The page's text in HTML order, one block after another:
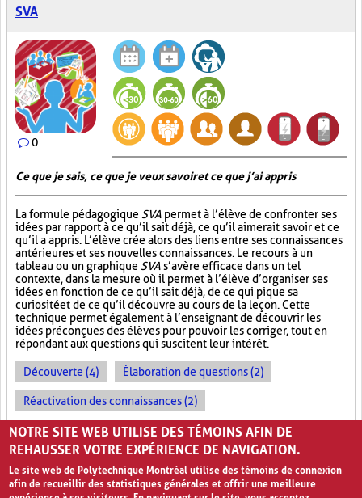
SVA
0
Ce que je sais, ce que je veux savoir et ce que j’ai appris
La formule pédagogique SVA permet à l’élève de confronter ses
idées par rapport à ce qu’il sait déjà, ce qu’il aimerait savoir et ce
qu’il a appris. L’élève crée alors des liens entre ses connaissances
antérieures et ses nouvelles connaissances. Le recours à un
tableau ou un graphique SVA s’avère efficace dans un tel
contexte, dans la mesure où il permet à l’élève d’organiser ses
idées en fonction de ce qu’il sait déjà, de ce qui pique sa
curiosité et de ce qu’il découvre au cours de la leçon. Cette
technique permet également à l’enseignant de découvrir les
idées préconçues des élèves pour pouvoir les corriger, tout en
répondant aux questions qui suscitent leur intérêt.
Découverte (4) Élaboration de questions (2)
Réactivation des connaissances (2)
Évolution des apprentissages (2)
NOTRE SITE WEB UTILISE DES TÉMOINS AFIN DE
REHAUSSER VOTRE EXPÉRIENCE DE NAVIGATION.
Le site web de Polytechnique Montréal utilise des témoins de connexion
afin de recueillir des statistiques générales et offrir une meilleure